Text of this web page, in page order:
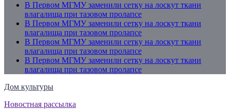
В Первом МГМУ заменили сетку на лоскут ткани
влагалища при тазовом пролапсе
В Первом МГМУ заменили сетку на лоскут ткани
влагалища при тазовом пролапсе
В Первом МГМУ заменили сетку на лоскут ткани
влагалища при тазовом пролапсе
В Первом МГМУ заменили сетку на лоскут ткани
влагалища при тазовом пролапсе
Дом культуры
Новостная рассылка